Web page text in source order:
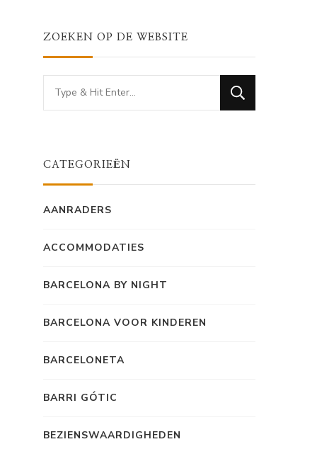
ZOEKEN OP DE WEBSITE
Looking
for
CATEGORIEËN
AANRADERS
ACCOMMODATIES
BARCELONA BY NIGHT
BARCELONA VOOR KINDEREN
BARCELONETA
BARRI GÓTIC
BEZIENSWAARDIGHEDEN